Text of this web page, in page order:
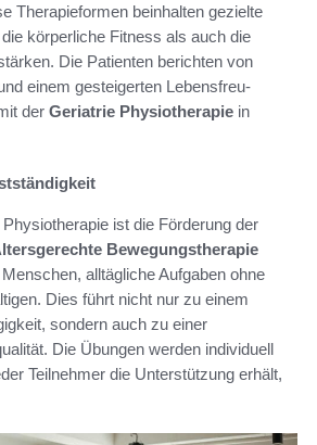
Therapieformen beinhalten gezielte
körperliche Fitness als auch die
Die Patienten berichten von
einem gesteigerten Lebensfreu­
der Geriatrie Physiotherapie in
ist die Förderung der
Bewegungstherapie
alltägliche Aufgaben ohne
Dies führt nicht nur zu einem
sondern auch zu einer
Die Übungen werden individuell
Teilnehmer die Unterstützung erhält,